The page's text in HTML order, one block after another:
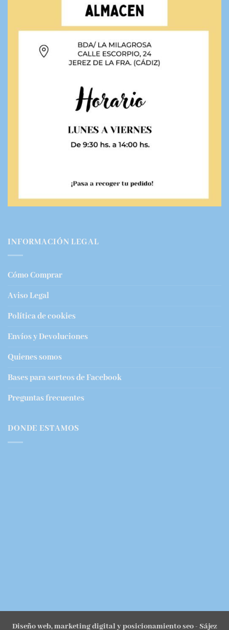
INFORMACIÓN LEGAL
Cómo Comprar
Aviso Legal
Política de cookies
Envíos y Devoluciones
Quienes somos
Bases para sorteos de Facebook
Preguntas frecuentes
DONDE ESTAMOS
Diseño web, marketing digital y posicionamiento seo- Sájez